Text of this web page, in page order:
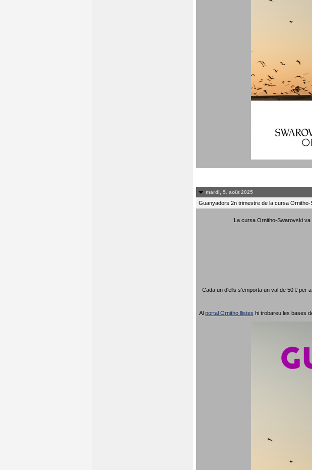
mardi, 5. août 2025
Guanyadors 2n trimestre de la cursa Ornitho-
La cursa Ornitho-Swarovski va
Cada un d'ells s'emporta un val de 50 € per
Al portal Ornitho llistes hi trobareu les bases